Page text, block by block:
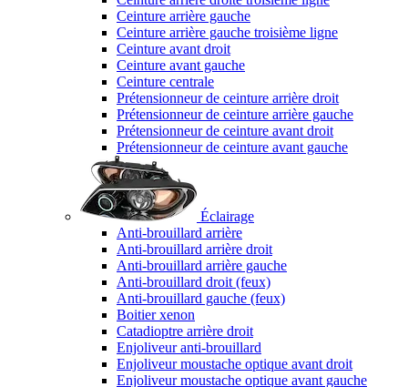
Ceinture arrière gauche
Ceinture arrière gauche troisième ligne
Ceinture avant droit
Ceinture avant gauche
Ceinture centrale
Prétensionneur de ceinture arrière droit
Prétensionneur de ceinture arrière gauche
Prétensionneur de ceinture avant droit
Prétensionneur de ceinture avant gauche
Éclairage
Anti-brouillard arrière
Anti-brouillard arrière droit
Anti-brouillard arrière gauche
Anti-brouillard droit (feux)
Anti-brouillard gauche (feux)
Boitier xenon
Catadioptre arrière droit
Enjoliveur anti-brouillard
Enjoliveur moustache optique avant droit
Enjoliveur moustache optique avant gauche